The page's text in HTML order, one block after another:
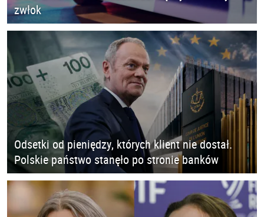
zwłok
Odsetki od pieniędzy, których klient nie dostał.
Polskie państwo stanęło po stronie banków